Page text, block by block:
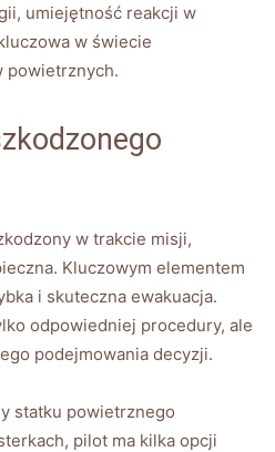
umiejętność reakcji w
w świecie
powietrznych.
w trakcie misji,
Kluczowym elementem
i skuteczna ewakuacja.
odpowiedniej procedury, ale
podejmowania decyzji.
statku powietrznego
pilot ma kilka opcji